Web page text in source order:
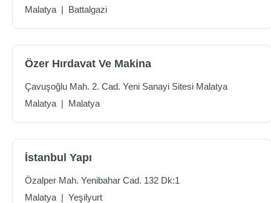
Malatya | Battalgazi
Özer Hırdavat Ve Makina
Çavuşoğlu Mah. 2. Cad. Yeni Sanayi Sitesi Malatya
Malatya | Malatya
İstanbul Yapı
Özalper Mah. Yenibahar Cad. 132 Dk:1
Malatya | Yeşilyurt